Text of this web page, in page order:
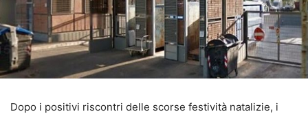
Dopo i positivi riscontri delle scorse festività natalizie, i